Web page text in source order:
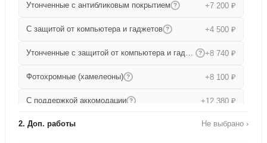
Утонченные с антибликовым покрытием ? +7 200 ₽
С защитой от компьютера и гаджетов ? +4 500 ₽
Утонченные с защитой от компьютера и гаджетов ? +8 740 ₽
Фотохромные (хамелеоны) ? +8 100 ₽
С поддержкой аккомодации ? +12 380 ₽
Прогрессивные +15 680 ₽
2. Доп. работы
Не выбрано ›